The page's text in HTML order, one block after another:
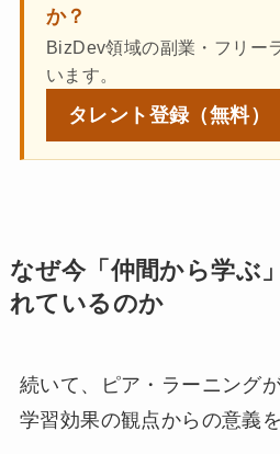
か？
BizDev領域の副業・フリー
います。
タレント登録（無料）
なぜ今「仲間から学ぶ
れているのか
続いて、ピア・ラーニング
学習効果の観点からの意義